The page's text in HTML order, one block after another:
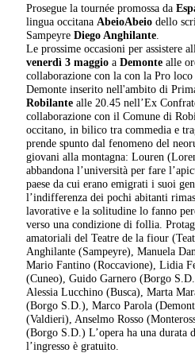
Prosegue la tournée promossa da
lingua occitana AbeioAbeio dello
SampeyreDiego Anghilante
Le prossime occasioni per assistere
venerdì 3 maggio aDemonte alle
collaborazione con la con la Pro
Demonte inserito nell'ambito di
Robilante alle 20.45 nell’Ex
collaborazione con il Comune di
occitano, in bilico tra commedia e
prende spunto dal fenomeno del
giovani alla montagna: Louren
abbandona l’università per fare
paese da cui erano emigrati i suoi
l’indifferenza dei pochi abitanti
lavorative e la solitudine lo fanno
verso una condizione di follia.
amatoriali del Teatre de la fiour
Anghilante (Sampeyre), Manuela
Mario Fantino (Roccavione), Lidia
(Cuneo), Guido Garnero (Borgo
Alessia Lucchino (Busca), Marta
(Borgo S.D.), Marco Parola
(Valdieri), Anselmo Rosso
(Borgo S.D.) L’opera ha una durata
l’ingresso è gratuito.